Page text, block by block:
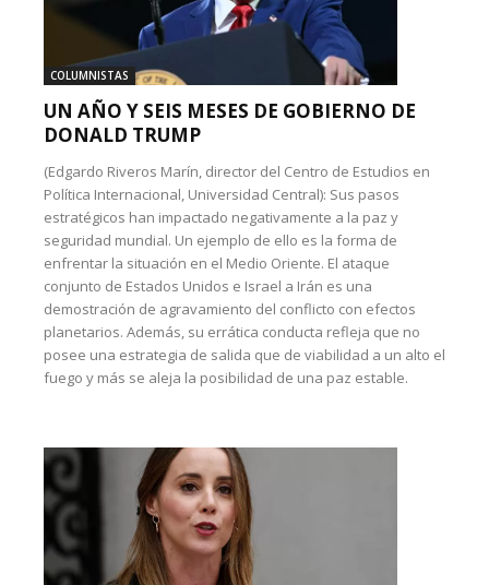
COLUMNISTAS
UN AÑO Y SEIS MESES DE GOBIERNO DE
DONALD TRUMP
(Edgardo Riveros Marín, director del Centro de Estudios en
Política Internacional, Universidad Central): Sus pasos
estratégicos han impactado negativamente a la paz y
seguridad mundial. Un ejemplo de ello es la forma de
enfrentar la situación en el Medio Oriente. El ataque
conjunto de Estados Unidos e Israel a Irán es una
demostración de agravamiento del conflicto con efectos
planetarios. Además, su errática conducta refleja que no
posee una estrategia de salida que de viabilidad a un alto el
fuego y más se aleja la posibilidad de una paz estable.